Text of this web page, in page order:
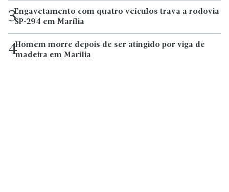
3Engavetamento com quatro veículos trava a rodovia
SP-294 em Marília
4Homem morre depois de ser atingido por viga de
madeira em Marília